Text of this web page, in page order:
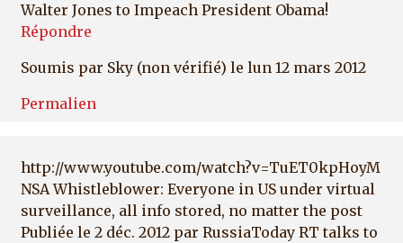
Walter Jones to Impeach President Obama!
Répondre
Soumis par Sky (non vérifié) le lun 12 mars 2012
Permalien
http://www.youtube.com/watch?v=TuET0kpHoyM
NSA Whistleblower: Everyone in US under virtual
surveillance, all info stored, no matter the post
Publiée le 2 déc. 2012 par RussiaToday RT talks to